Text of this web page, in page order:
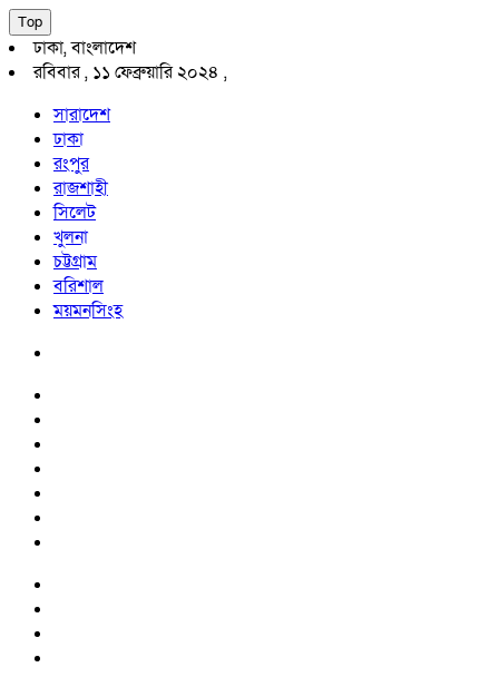
Top
ঢাকা, বাংলাদেশ
রবিবার , ১১ ফেব্রুয়ারি ২০২৪ ,
সারাদেশ
ঢাকা
রংপুর
রাজশাহী
সিলেট
খুলনা
চট্টগ্রাম
বরিশাল
ময়মনসিংহ